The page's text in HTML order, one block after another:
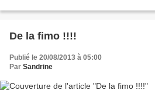
De la fimo !!!!
Publié le 20/08/2013 à 05:00
Par Sandrine